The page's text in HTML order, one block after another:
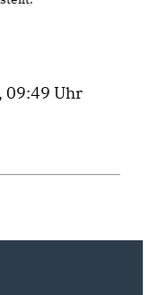
09:49 Uhr